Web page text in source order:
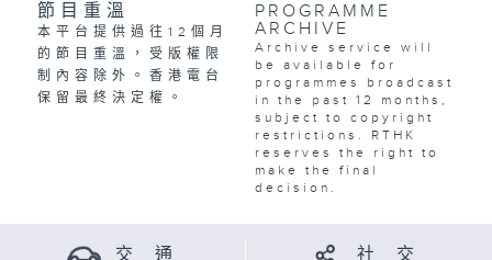
節目重溫
本平台提供過往12個月
的節目重溫，受版權限
制內容除外。香港電台
保留最終決定權。
PROGRAMME
ARCHIVE
Archive service will
be available for
programmes broadcast
in the past 12 months,
subject to copyright
restrictions. RTHK
reserves the right to
make the final
decision.
交 通 社 交